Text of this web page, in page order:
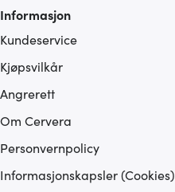
Informasjon
Kundeservice
Kjøpsvilkår
Angrerett
Om Cervera
Personvernpolicy
Informasjonskapsler (Cookies)